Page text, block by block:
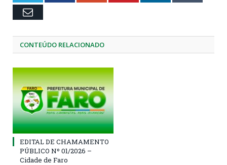
Email
CONTEÚDO RELACIONADO
EDITAL DE CHAMAMENTO
PÚBLICO Nº 01/2026 –
Cidade de Faro